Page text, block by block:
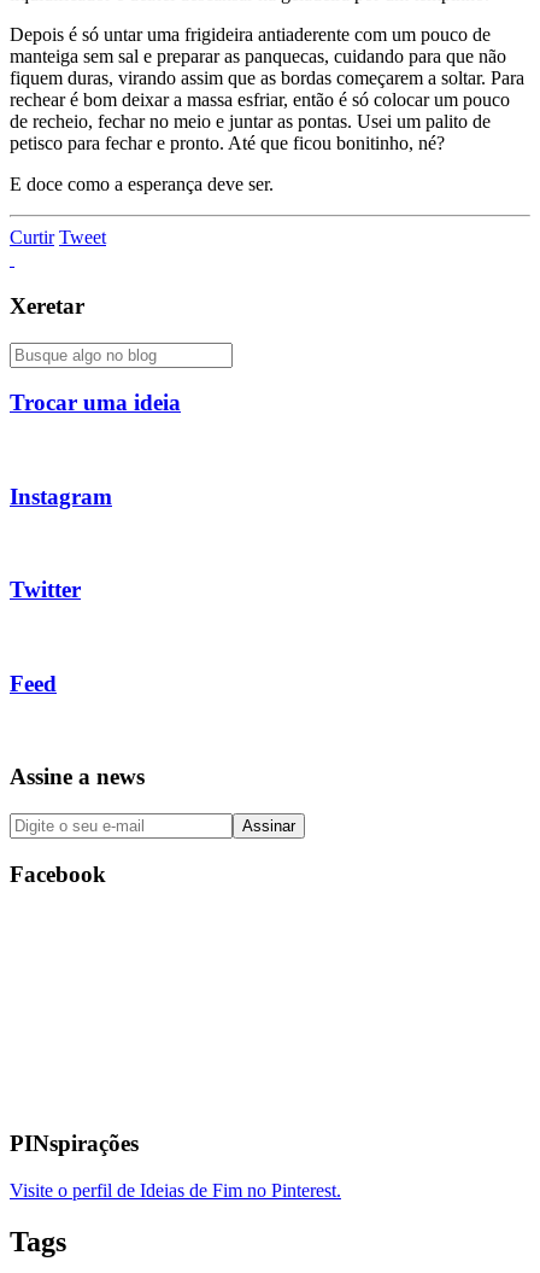
Depois é só untar uma frigideira antiaderente com um pouco de
manteiga sem sal e preparar as panquecas, cuidando para que não
fiquem duras, virando assim que as bordas começarem a soltar. Para
rechear é bom deixar a massa esfriar, então é só colocar um pouco
de recheio, fechar no meio e juntar as pontas. Usei um palito de
petisco para fechar e pronto. Até que ficou bonitinho, né?
E doce como a esperança deve ser.
Curtir Tweet
Xeretar
Trocar uma ideia
Instagram
Twitter
Feed
Assine a news
Facebook
PINspirações
Visite o perfil de Ideias de Fim no Pinterest.
Tags